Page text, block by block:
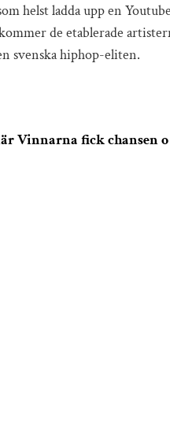
helst ladda upp en
de etablerade
svenska hiphop-eliten.
Vinnarna fick chansen